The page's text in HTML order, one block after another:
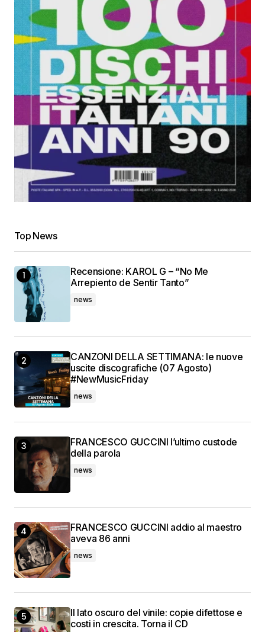
Top News
Recensione: KAROL G – “No Me
Arrepiento de Sentir Tanto”
news
CANZONI DELLA SETTIMANA: le nuove
uscite discografiche (07 Agosto)
#NewMusicFriday
news
FRANCESCO GUCCINI l’ultimo custode
della parola
news
FRANCESCO GUCCINI addio al maestro
aveva 86 anni
news
Il lato oscuro del vinile: copie difettose e
costi in crescita. Torna il CD